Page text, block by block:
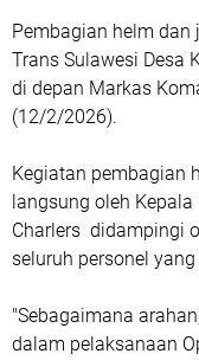
Pembagian helm
Trans Sulawesi Desa
di depan Markas
(12/2/2026).
Kegiatan pembagian
langsung oleh
Charlers didampingi
seluruh personel
"Sebagaimana
dalam pelaksanaan